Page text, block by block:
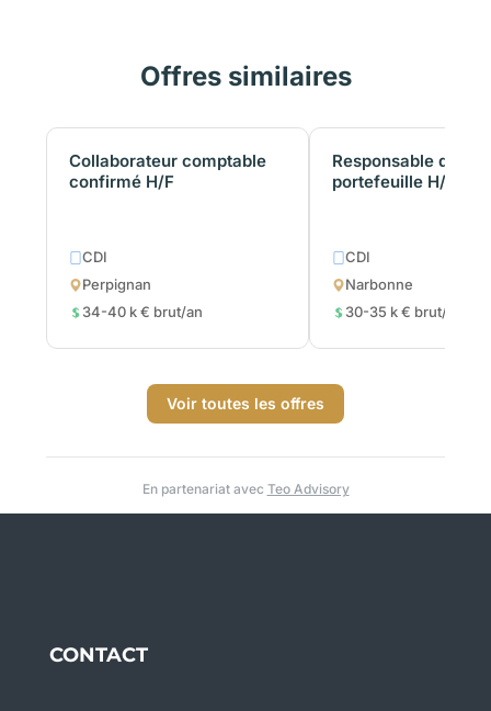
Offres similaires
Collaborateur comptable
confirmé H/F
CDI
Perpignan
34-40 k € brut/an
Responsable de
portefeuille H/F
CDI
Narbonne
30-35 k € brut/an
Voir toutes les offres
En partenariat avec Teo Advisory
CONTACT